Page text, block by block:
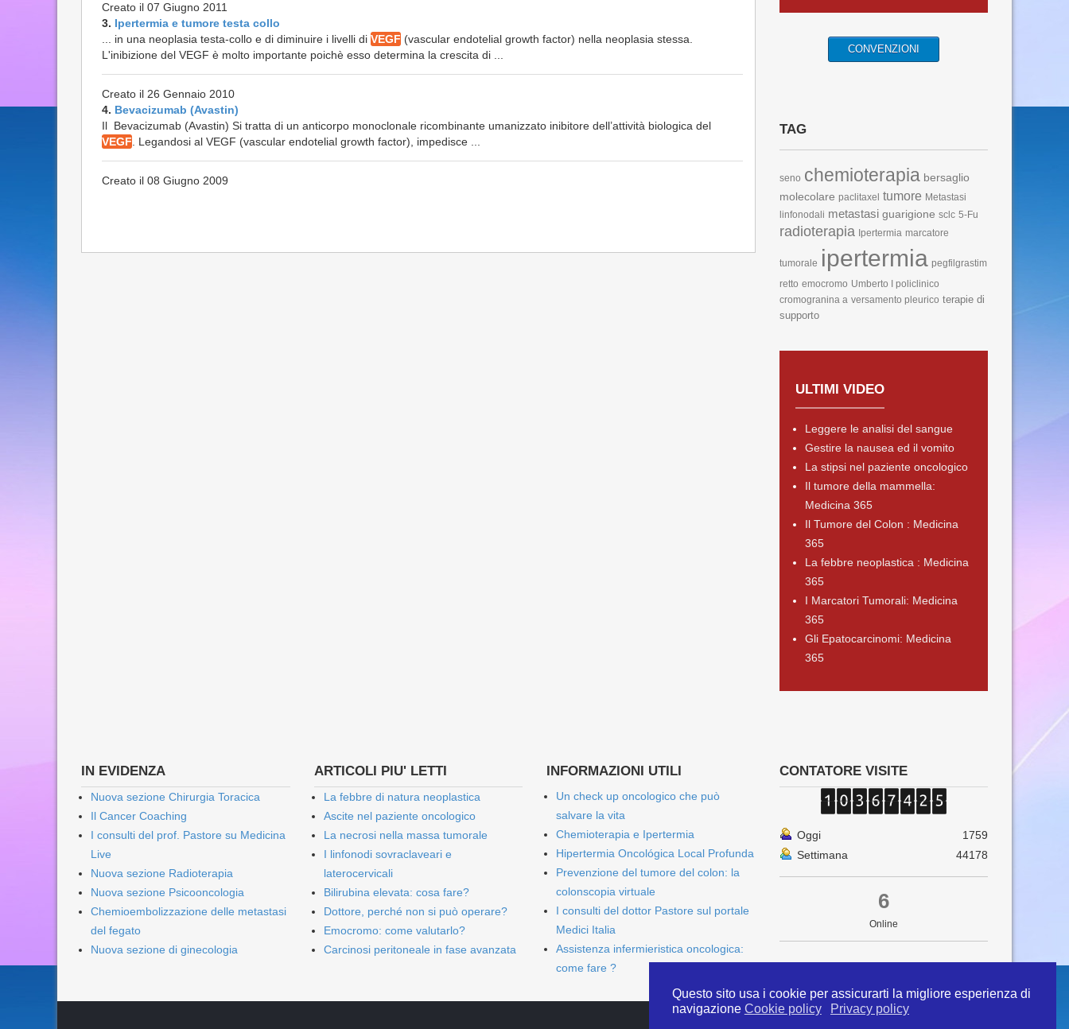
Questo sito usa i cookie per assicurarti la migliore esperienza di
navigazione Cookie policy Privacy policy
Creato il 07 Giugno 2011
3. Ipertermia e tumore testa collo
... in una neoplasia testa-collo e di diminuire i livelli di VEGF (vascular endotelial growth factor) nella neoplasia stessa.
L'inibizione del VEGF è molto importante poichè esso determina la crescita di ...
Creato il 26 Gennaio 2010
4. Bevacizumab (Avastin)
Il Bevacizumab (Avastin) Si tratta di un anticorpo monoclonale ricombinante umanizzato inibitore dell’attività biologica del
VEGF . Legandosi al VEGF (vascular endotelial growth factor), impedisce ...
Creato il 08 Giugno 2009
CONVENZIONI
TAG
seno chemioterapia bersaglio
molecolare paclitaxel tumore Metastasi
linfonodali metastasi guarigione sclc 5-Fu
radioterapia Ipertermia marcatore
tumorale ipertermia pegfilgrastim
retto emocromo Umberto I policlinico
cromogranina a versamento pleurico terapie di
supporto
ULTIMI VIDEO
Leggere le analisi del sangue
Gestire la nausea ed il vomito
La stipsi nel paziente oncologico
Il tumore della mammella:
Medicina 365
Il Tumore del Colon : Medicina
365
La febbre neoplastica : Medicina
365
I Marcatori Tumorali: Medicina
365
Gli Epatocarcinomi: Medicina
365
IN EVIDENZA
Nuova sezione Chirurgia Toracica
Il Cancer Coaching
I consulti del prof. Pastore su Medicina
Live
Nuova sezione Radioterapia
Nuova sezione Psicooncologia
Chemioembolizzazione delle metastasi
del fegato
Nuova sezione di ginecologia
ARTICOLI PIU' LETTI
La febbre di natura neoplastica
Ascite nel paziente oncologico
La necrosi nella massa tumorale
I linfonodi sovraclaveari e
laterocervicali
Bilirubina elevata: cosa fare?
Dottore, perché non si può operare?
Emocromo: come valutarlo?
Carcinosi peritoneale in fase avanzata
INFORMAZIONI UTILI
Un check up oncologico che può
salvare la vita
Chemioterapia e Ipertermia
Hipertermia Oncológica Local Profunda
Prevenzione del tumore del colon: la
colonscopia virtuale
I consulti del dottor Pastore sul portale
Medici Italia
Assistenza infermieristica oncologica:
come fare ?
CONTATORE VISITE
Oggi
1759
Settimana
44178
6
Online